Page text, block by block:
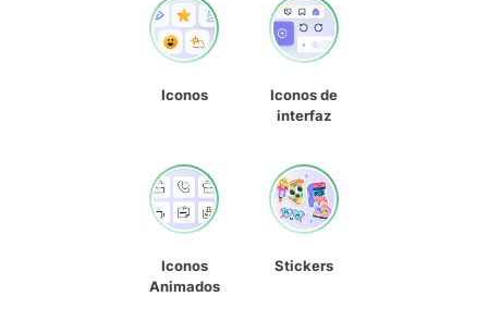
Iconos
Iconos de
interfaz
Iconos
Animados
Stickers